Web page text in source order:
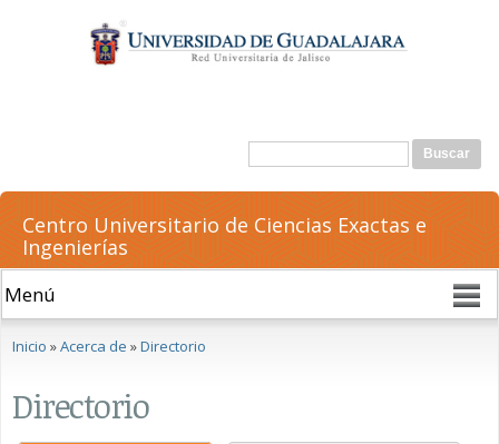
contenido
principal
Formulario de búsqueda
Buscar
Centro Universitario de Ciencias Exactas e
Ingenierías
Se encuentra usted aquí
Inicio »Acerca de »Directorio
Directorio